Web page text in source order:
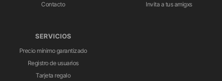
Contacto
Invita a tus amigxs
SERVICIOS
Precio mínimo garantizado
Registro de usuarios
Tarjeta regalo